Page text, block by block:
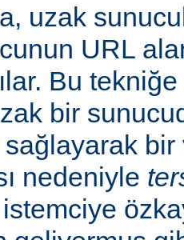
uzak
URL
Bu
bir
sağlayarak
nedeniyle